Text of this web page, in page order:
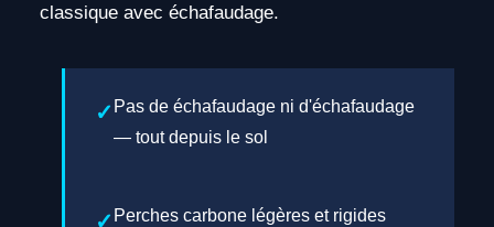
classique avec échafaudage.
Pas de échafaudage ni d'échafaudage
— tout depuis le sol
Perches carbone légères et rigides